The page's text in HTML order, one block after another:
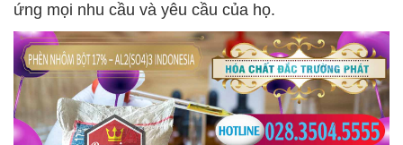
ứng mọi nhu cầu và yêu cầu của họ.